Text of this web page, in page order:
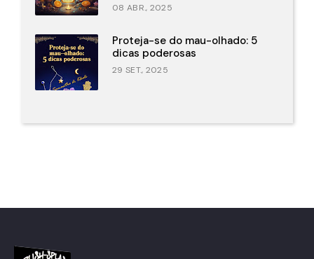
08 ABR., 2025
Proteja-se do mau-olhado: 5
dicas poderosas
29 SET., 2025